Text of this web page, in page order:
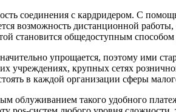
соединения с кардридером. С
возможность дистанционной
становится общедоступным способом
упрощается, поэтому ими
учреждениях, крупных сетях
в каждой организации сферы
облуживанием такого удобного